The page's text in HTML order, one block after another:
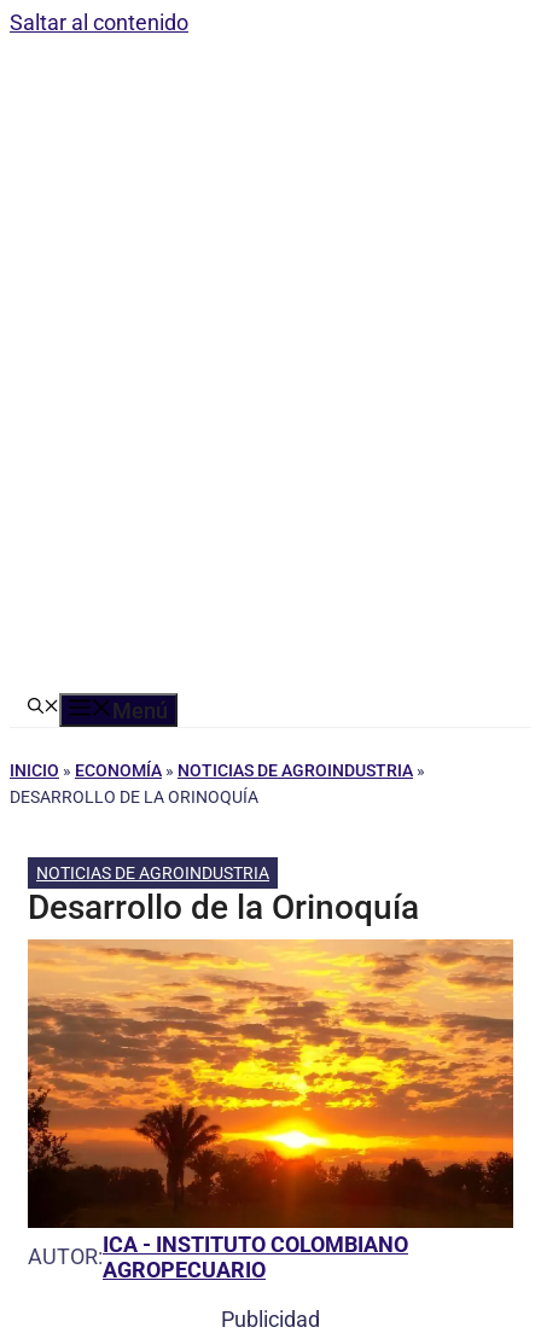
Saltar al contenido
Menú
INICIO » ECONOMÍA » NOTICIAS DE AGROINDUSTRIA »
DESARROLLO DE LA ORINOQUÍA
NOTICIAS DE AGROINDUSTRIA
Desarrollo de la Orinoquía
AUTOR:ICA - INSTITUTO COLOMBIANO
AGROPECUARIO
Publicidad